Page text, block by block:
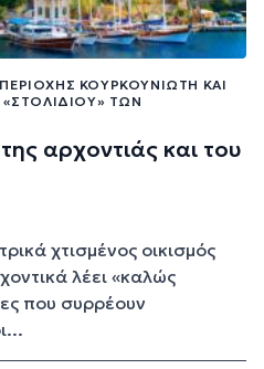
ΚΟΥΡΚΟΥΝΙΏΤΗ ΚΑΙ
«ΣΤΟΛΙΔΙΟΎ» ΤΩΝ
αρχοντιάς και του
χτισμένος οικισμός
λέει «καλώς
που συρρέουν